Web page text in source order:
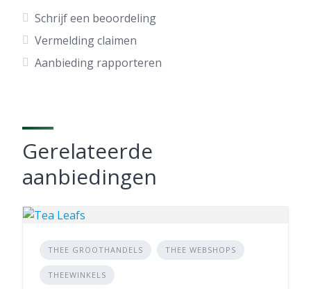
Schrijf een beoordeling
Vermelding claimen
Aanbieding rapporteren
Gerelateerde
aanbiedingen
THEE GROOTHANDELS THEE WEBSHOPS
THEEWINKELS